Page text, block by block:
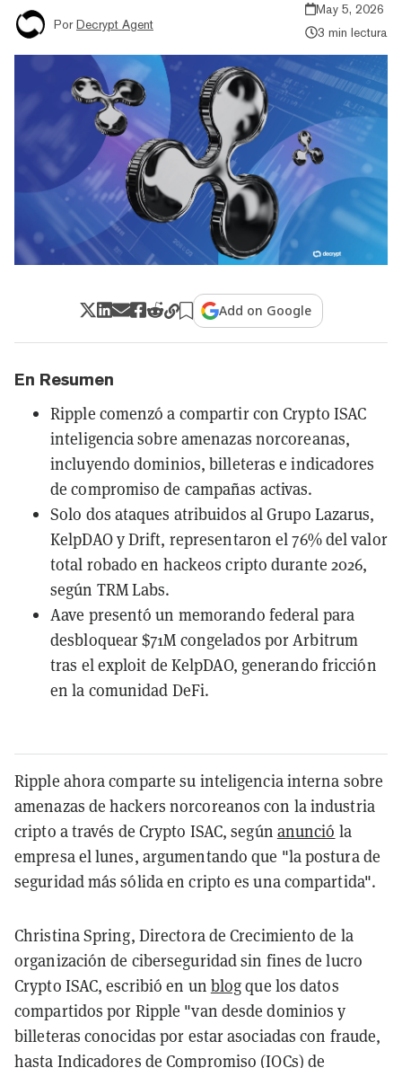
Por Decrypt Agent
May 5, 2026
3 min lectura
Add on Google
En Resumen
Ripple comenzó a compartir con Crypto ISAC
inteligencia sobre amenazas norcoreanas,
incluyendo dominios, billeteras e indicadores
de compromiso de campañas activas.
Solo dos ataques atribuidos al Grupo Lazarus,
KelpDAO y Drift, representaron el 76% del valor
total robado en hackeos cripto durante 2026,
según TRM Labs.
Aave presentó un memorando federal para
desbloquear $71M congelados por Arbitrum
tras el exploit de KelpDAO, generando fricción
en la comunidad DeFi.
Ripple ahora comparte su inteligencia interna sobre
amenazas de hackers norcoreanos con la industria
cripto a través de Crypto ISAC, según anunció la
empresa el lunes, argumentando que "la postura de
seguridad más sólida en cripto es una compartida".
Christina Spring, Directora de Crecimiento de la
organización de ciberseguridad sin fines de lucro
Crypto ISAC, escribió en un blogque los datos
compartidos por Ripple "van desde dominios y
billeteras conocidas por estar asociadas con fraude,
hasta Indicadores de Compromiso (IOCs) de